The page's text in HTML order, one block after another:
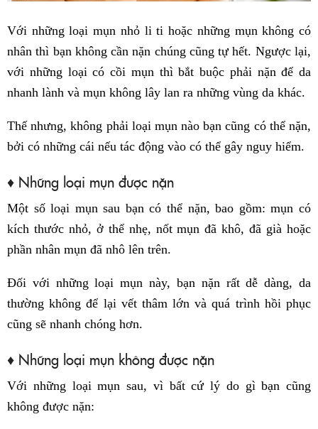
Với những loại mụn nhỏ li ti hoặc những mụn không có
nhân thì bạn không cần nặn chúng cũng tự hết. Ngược lại,
với những loại có cồi mụn thì bắt buộc phải nặn để da
nhanh lành và mụn không lây lan ra những vùng da khác.
Thế nhưng, không phải loại mụn nào bạn cũng có thể nặn,
bởi có những cái nếu tác động vào có thể gây nguy hiểm.
♦ Những loại mụn được nặn
Một số loại mụn sau bạn có thể nặn, bao gồm: mụn có
kích thước nhỏ, ở thể nhẹ, nốt mụn đã khô, đã già hoặc
phần nhân mụn đã nhô lên trên.
Đối với những loại mụn này, bạn nặn rất dễ dàng, da
thường không để lại vết thâm lớn và quá trình hồi phục
cũng sẽ nhanh chóng hơn.
♦ Những loại mụn không được nặn
Với những loại mụn sau, vì bất cứ lý do gì bạn cũng
không được nặn: